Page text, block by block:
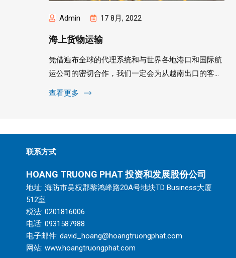
Admin 17 8月, 2022
海上货物运输
凭借遍布全球的代理系统和与世界各地港口和国际航
运公司的密切合作，我们一定会为从越南出口的客户
以及从世界各地港口......
查看更多
联系方式
HOANG TRUONG PHAT投资和发展股份公司
地址: 海防市吴权郡黎鸿峰路20A号地块TD Business大厦
512室
税法: 0201816006
电话: 0931587988
电子邮件: david_hoang@hoangtruongphat.com
网站: www.hoangtruongphat.com